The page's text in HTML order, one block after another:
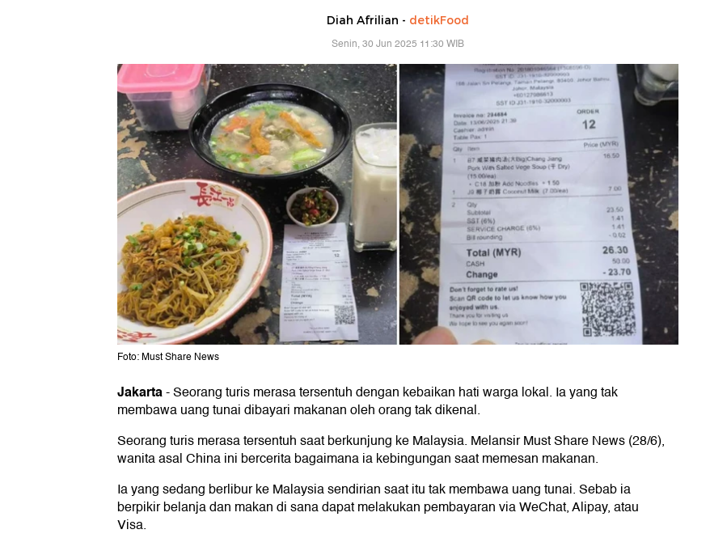
Diah Afrilian - detikFood
Senin, 30 Jun 2025 11:30 WIB
Foto: Must Share News
Jakarta-Seorang turis merasa tersentuh dengan kebaikan hati warga lokal. Ia yang tak
membawa uang tunai dibayari makanan oleh orang tak dikenal.
Seorang turis merasa tersentuh saat berkunjung ke Malaysia. Melansir Must Share News (28/6),
wanita asal China ini bercerita bagaimana ia kebingungan saat memesan makanan.
Ia yang sedang berlibur ke Malaysia sendirian saat itu tak membawa uang tunai. Sebab ia
berpikir belanja dan makan di sana dapat melakukan pembayaran via WeChat, Alipay, atau
Visa.